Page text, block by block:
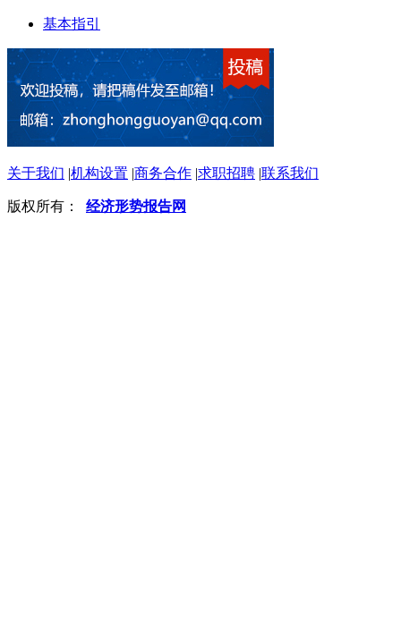
基本指引
关于我们 |机构设置 |商务合作 |求职招聘 |联系我们
版权所有： 经济形势报告网